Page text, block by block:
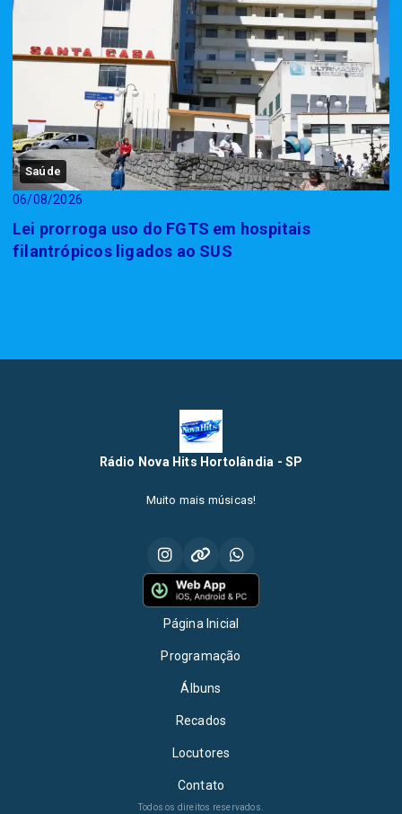
Saúde
06/08/2026
Lei prorroga uso do FGTS em hospitais
filantrópicos ligados ao SUS
Rádio Nova Hits Hortolândia - SP
Muito mais músicas!
Página Inicial
Programação
Álbuns
Recados
Locutores
Contato
Todos os direitos reservados.